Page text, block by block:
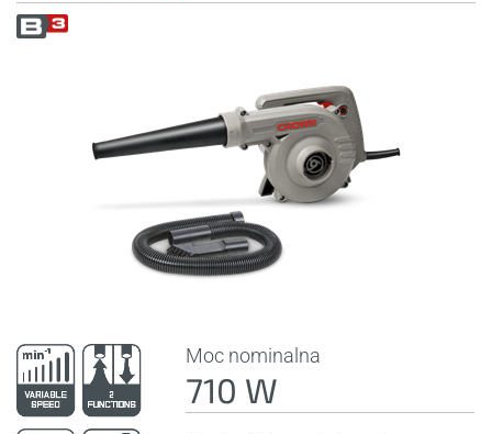
Moc nominalna
710 W